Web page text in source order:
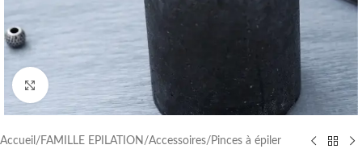
Cliquez pour agrandir
Accueil / FAMILLE EPILATION /Accessoires/ Pinces à épiler